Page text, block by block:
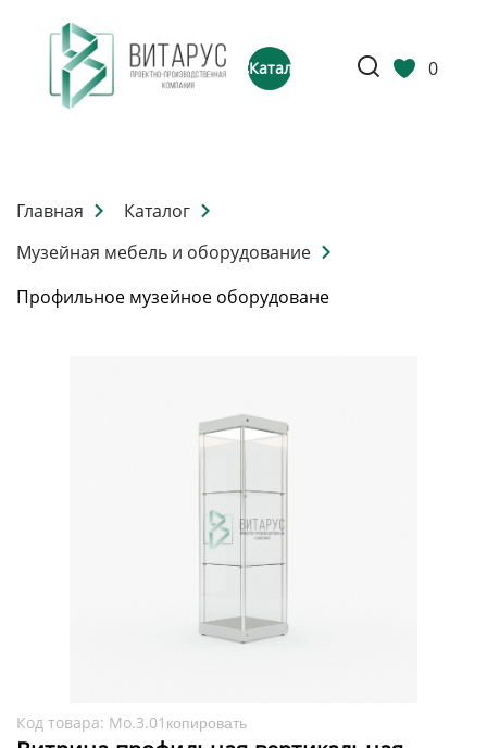
Каталог 0
Главная
Каталог
Музейная мебель и оборудование
Профильное музейное оборудоване
Код товара: Мо.3.01 копировать